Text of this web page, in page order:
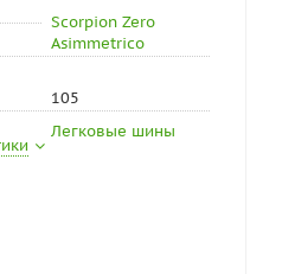
Scorpion Zero
Asimmetrico
105
Легковые шины